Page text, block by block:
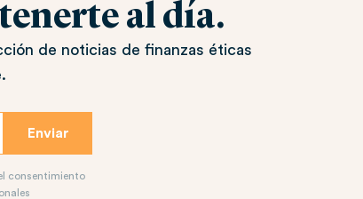
al día.
de noticias de finanzas éticas
consentimiento